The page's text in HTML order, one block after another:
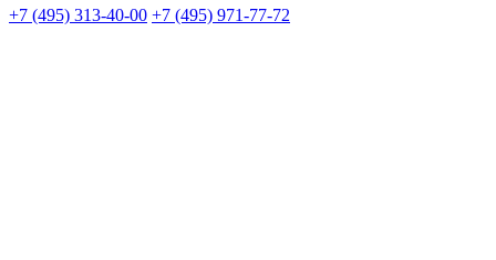
+7 (495) 313-40-00 +7 (495) 971-77-72